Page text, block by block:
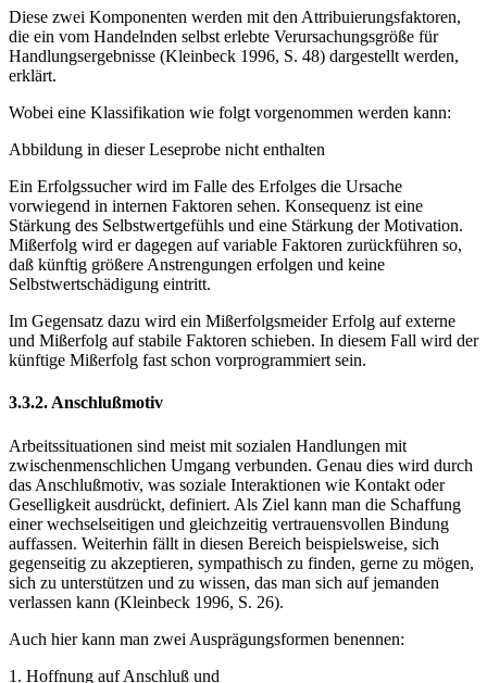
Diese zwei Komponenten werden mit den Attribuierungsfaktoren,
die ein vom Handelnden selbst erlebte Verursachungsgröße für
Handlungsergebnisse (Kleinbeck 1996, S. 48) dargestellt werden,
erklärt.
Wobei eine Klassifikation wie folgt vorgenommen werden kann:
Abbildung in dieser Leseprobe nicht enthalten
Ein Erfolgssucher wird im Falle des Erfolges die Ursache
vorwiegend in internen Faktoren sehen. Konsequenz ist eine
Stärkung des Selbstwertgefühls und eine Stärkung der Motivation.
Mißerfolg wird er dagegen auf variable Faktoren zurückführen so,
daß künftig größere Anstrengungen erfolgen und keine
Selbstwertschädigung eintritt.
Im Gegensatz dazu wird ein Mißerfolgsmeider Erfolg auf externe
und Mißerfolg auf stabile Faktoren schieben. In diesem Fall wird der
künftige Mißerfolg fast schon vorprogrammiert sein.
3.3.2. Anschlußmotiv
Arbeitssituationen sind meist mit sozialen Handlungen mit
zwischenmenschlichen Umgang verbunden. Genau dies wird durch
das Anschlußmotiv, was soziale Interaktionen wie Kontakt oder
Geselligkeit ausdrückt, definiert. Als Ziel kann man die Schaffung
einer wechselseitigen und gleichzeitig vertrauensvollen Bindung
auffassen. Weiterhin fällt in diesen Bereich beispielsweise, sich
gegenseitig zu akzeptieren, sympathisch zu finden, gerne zu mögen,
sich zu unterstützen und zu wissen, das man sich auf jemanden
verlassen kann (Kleinbeck 1996, S. 26).
Auch hier kann man zwei Ausprägungsformen benennen:
1. Hoffnung auf Anschluß und